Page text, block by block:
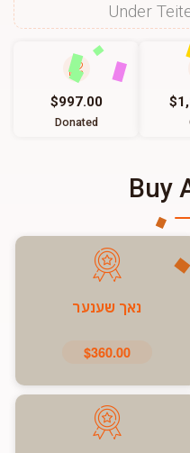
Under
$997.00
Donated
Buy
נאך שענער
$360.00